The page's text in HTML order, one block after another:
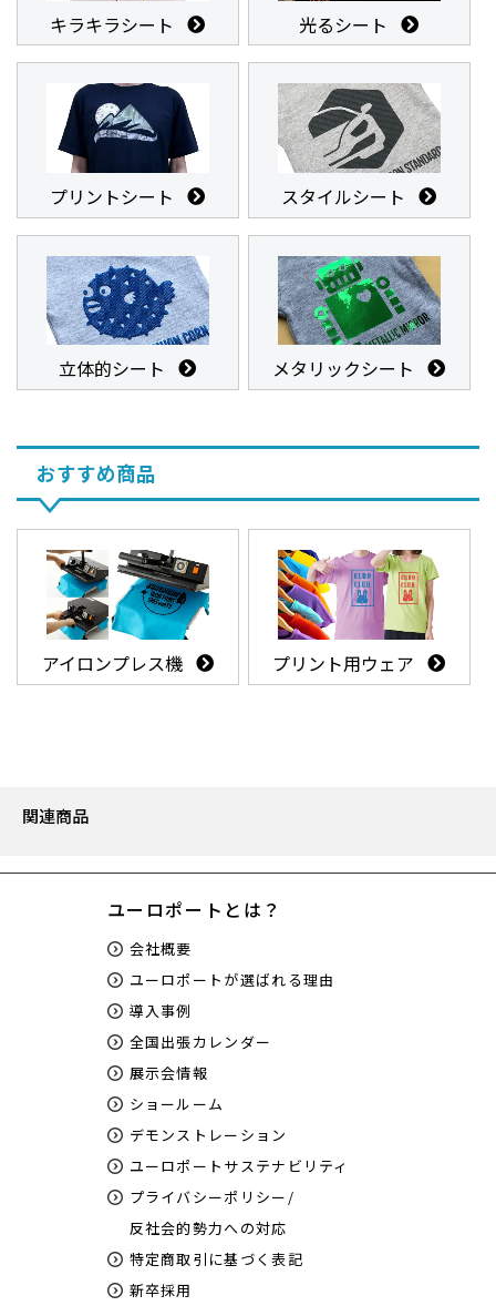
キラキラシート 光るシート
プリントシート スタイルシート
立体的シート メタリックシート
おすすめ商品
アイロンプレス機 プリント用ウェア
関連商品
ユーロポートとは？
会社概要
ユーロポートが選ばれる理由
導入事例
全国出張カレンダー
展示会情報
ショールーム
デモンストレーション
ユーロポートサステナビリティ
プライバシーポリシー/
反社会的勢力への対応
特定商取引に基づく表記
新卒採用